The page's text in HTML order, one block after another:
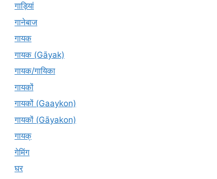
गाड़ियां
गानेबाज
गायक
गायक (Gāyak)
गायक/गायिका
गायकों
गायकों (Gaaykon)
गायकों (Gāyakon)
गायक्
गेमिंग
घर